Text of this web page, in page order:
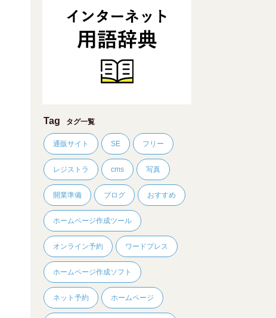
Tag タグ一覧
通販サイト SE フリー
レジストラ cms 写真
開業準備 ブログ おすすめ
ホームページ作成ツール
オンライン予約 ワードプレス
ホームページ作成ソフト
ネット予約 ホームページ